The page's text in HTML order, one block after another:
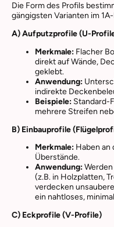
Die Form des Profils
gängigsten Varianten im
A) Aufputzprofile (U-
Merkmale: Flacher
direkt auf Wände,
geklebt.
Anwendung:
indirekte
Beispiele: Standard-
mehrere Streifen
B) Einbauprofile
Merkmale: Haben an
Überstände.
Anwendung:
(z.B. in Holzplatten,
verdecken
ein nahtloses,
C) Eckprofile (V-Profile)